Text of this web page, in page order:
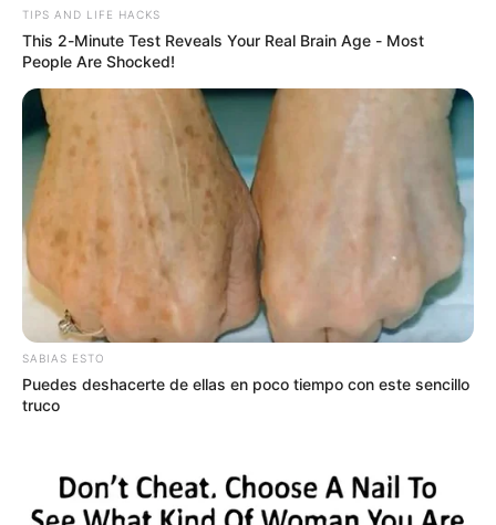
Por:Paola Agredo Tapias
Abril 16, 2024
COMPARTIR
UNIRSE AL CANAL DE WHATSAPP
Durante el 2023, 10.278 personas optaron por
completar
sus viajes en bicicleta en la red Metro
. Cabe recordar que
desde hace varios años la empresa viene implementando
distintas acciones con el fin de que quienes usan la bici
también puedan transportarse y así estimular la
movilidad activa.
ambiente como lo son nuestros trenes, cables aéreos,
tranvías y buses de la red Metro que contribuyen con la
TIPS AND LIFE HACKS
This 2-Minute Test Reveals Your Real Brain Age - Most
People Are Shocked!
SABIAS ESTO
Puedes deshacerte de ellas en poco tiempo con este sencillo
truco